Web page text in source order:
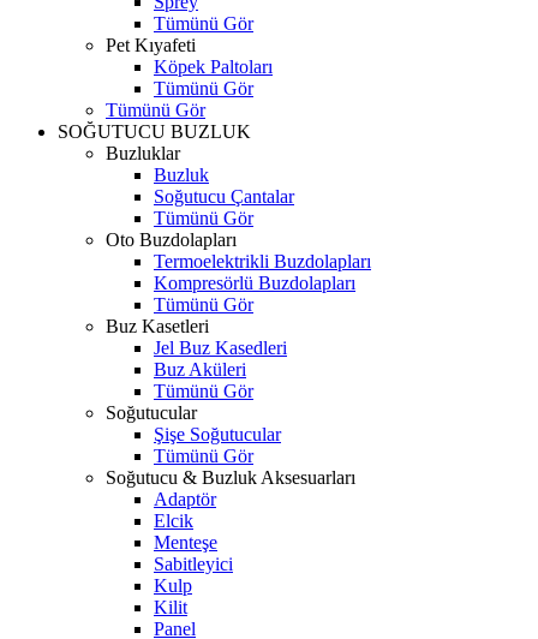
Tümünü Gör
Pet Kıyafeti
Köpek Paltoları
Tümünü Gör
Tümünü Gör
SOĞUTUCU BUZLUK
Buzluklar
Buzluk
Soğutucu Çantalar
Tümünü Gör
Oto Buzdolapları
Termoelektrikli Buzdolapları
Kompresörlü Buzdolapları
Tümünü Gör
Buz Kasetleri
Jel Buz Kasedleri
Buz Aküleri
Tümünü Gör
Soğutucular
Şişe Soğutucular
Tümünü Gör
Soğutucu & Buzluk Aksesuarları
Adaptör
Elcik
Menteşe
Sabitleyici
Kulp
Kilit
Panel